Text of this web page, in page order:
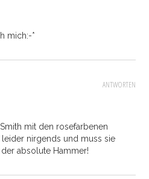
mich:-*
ANTWORTEN
mit den rosefarbenen
nirgends und muss sie
absolute Hammer!